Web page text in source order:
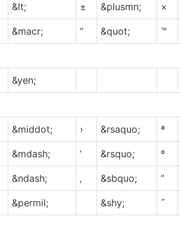
&lt; ± &plusmn; ×
&macr; “ &quot; ™
&yen;
&middot; › &rsaquo; ª
&mdash; ’ &rsquo; º
&ndash; ‚ &sbquo; ”
&permil; &shy; ˜